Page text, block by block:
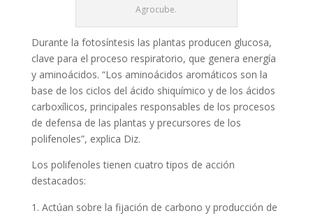
Agrocube.
Durante la fotosíntesis las plantas producen glucosa,
clave para el proceso respiratorio, que genera energía
y aminoácidos. “Los aminoácidos aromáticos son la
base de los ciclos del ácido shiquímico y de los ácidos
carboxílicos, principales responsables de los procesos
de defensa de las plantas y precursores de los
polifenoles”, explica Diz.
Los polifenoles tienen cuatro tipos de acción
destacados:
Actúan sobre la fijación de carbono y producción de